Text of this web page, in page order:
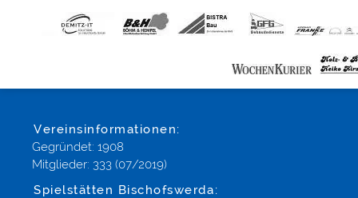
Vereinsinformationen:
Gegründet: 1908
Mitglieder: 333 (07/2019)
Spielstätten Bischofswerda: